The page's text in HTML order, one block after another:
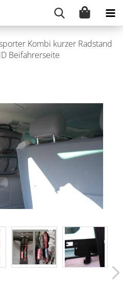
Kombi kurzer Radstand
Beifahrerseite